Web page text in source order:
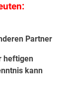
Partner
heftigen
kann